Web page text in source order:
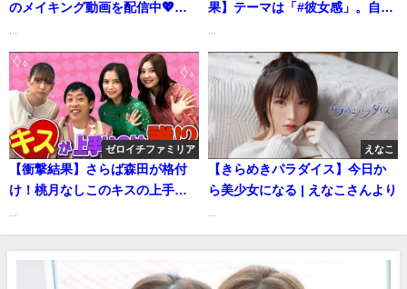
のメイキング動画を配信中💖
チャンネルさんより
果】テーマは「#彼女感」。自然
け！ デジタル写真集『ぼくのカ
ノジョ』好評発売中!!
#RainTree（2025年04月15日）
| 週プレChannel【集英社 週刊プ
レイボーイ公式】さんより
ゼロイチファミリア
【衝撃結果】さらば森田が格付
け！桃月なしこのキスの上手さ
えなこ
【きらめきパラダイス】今日か
ら美少女になる | えなこさんより